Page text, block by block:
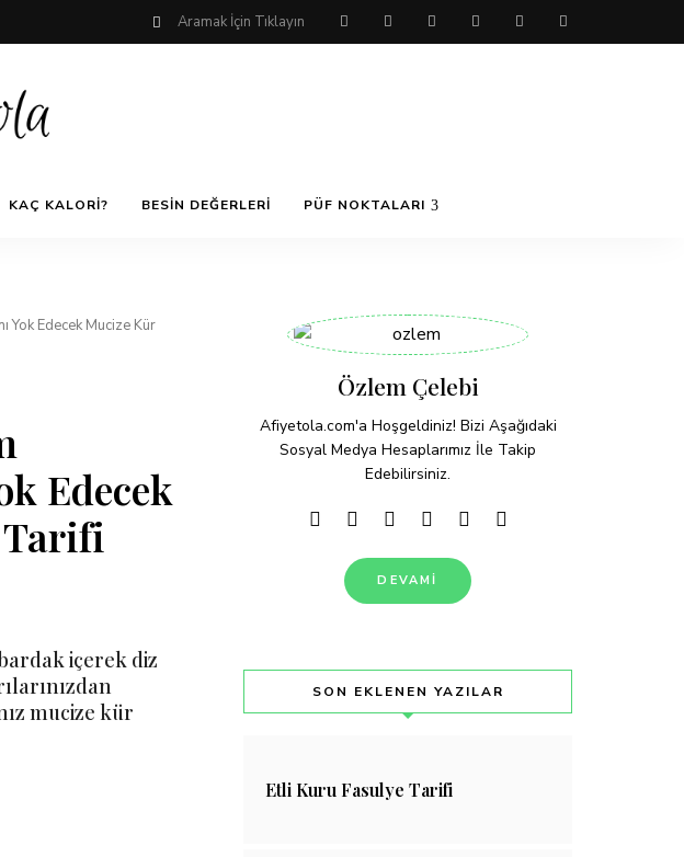
KAÇ KALORI? BESIN DEĞERLERI PÜF NOKTALARI
Yok Edecek Mucize Kür
Edecek
içerek diz
mucize kür
Özlem Çelebi
Afiyetola.com'a Hoşgeldiniz! Bizi Aşağıdaki
Sosyal Medya Hesaplarımız İle Takip
Edebilirsiniz.
DEVAMI
SON EKLENEN YAZILAR
Etli Kuru Fasulye Tarifi